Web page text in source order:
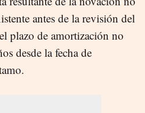
antes de la revisión del
plazo de amortización no
desde la fecha de